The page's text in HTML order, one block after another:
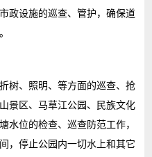
政设施的巡查、管护，确保道
树、照明、等方面的巡查、抢
景区、马草江公园、民族文化
水位的检查、巡查防范工作，
，停止公园内一切水上和其它